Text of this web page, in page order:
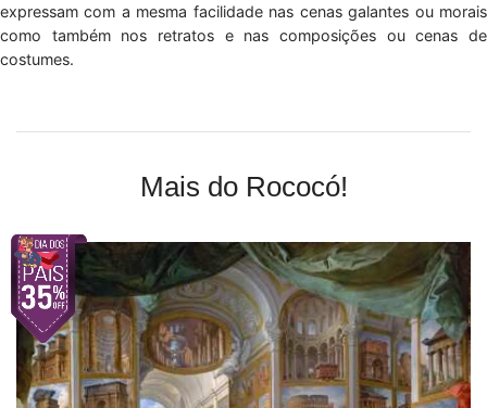
expressam com a mesma facilidade nas cenas galantes ou morais
como também nos retratos e nas composições ou cenas de
costumes.
Mais do Rococó!